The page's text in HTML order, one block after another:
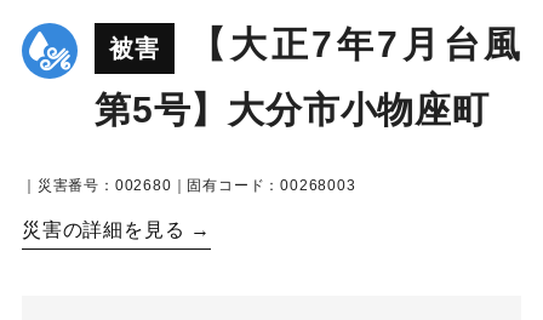
被害
【大正7年7月台風
第5号】大分市小物座町
｜災害番号：002680｜固有コード：00268003
災害の詳細を見る →